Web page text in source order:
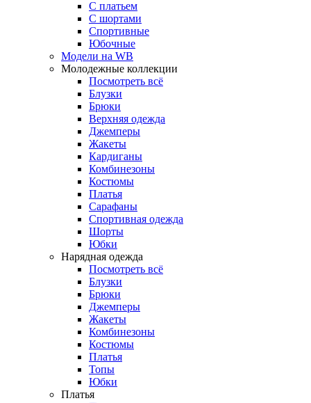
С платьем
С шортами
Спортивные
Юбочные
Модели на WB
Молодежные коллекции
Посмотреть всё
Блузки
Брюки
Верхняя одежда
Джемперы
Жакеты
Кардиганы
Комбинезоны
Костюмы
Платья
Сарафаны
Спортивная одежда
Шорты
Юбки
Нарядная одежда
Посмотреть всё
Блузки
Брюки
Джемперы
Жакеты
Комбинезоны
Костюмы
Платья
Топы
Юбки
Платья